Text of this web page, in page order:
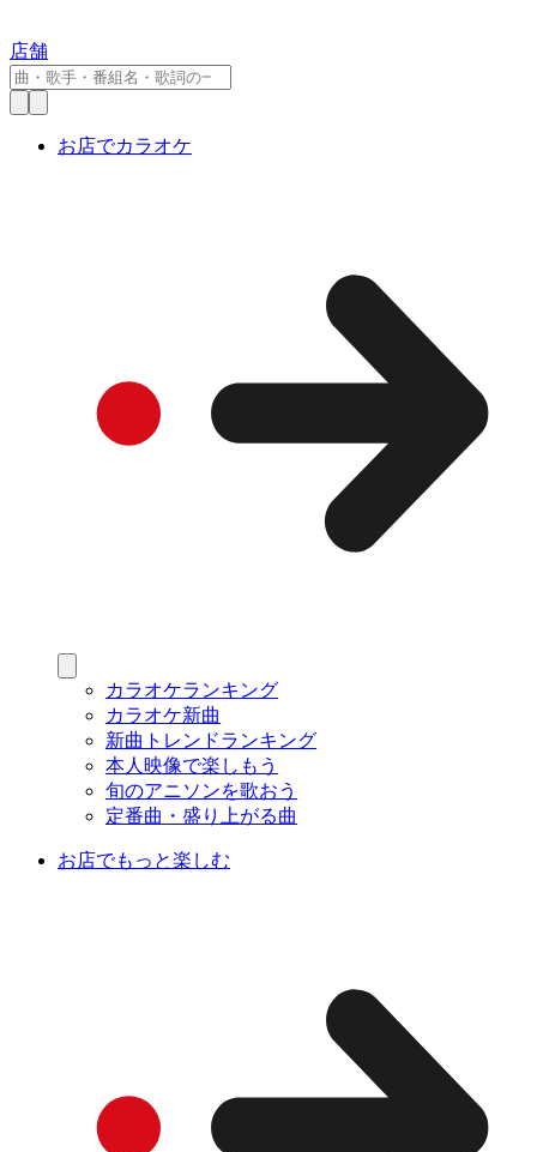
店舗
お店でカラオケ
カラオケランキング
カラオケ新曲
新曲トレンドランキング
本人映像で楽しもう
旬のアニソンを歌おう
定番曲・盛り上がる曲
お店でもっと楽しむ